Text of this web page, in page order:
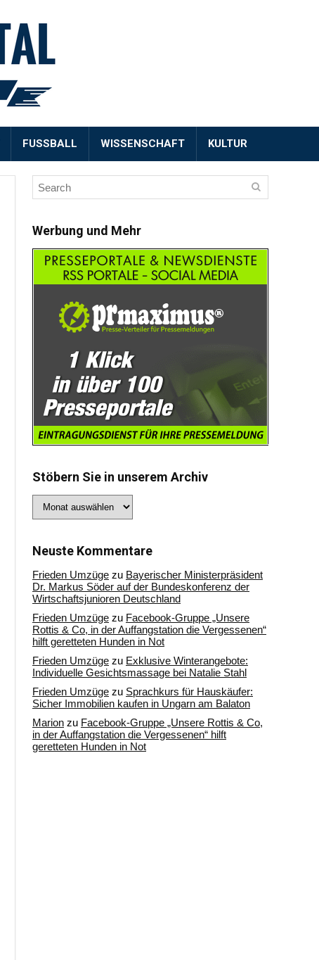
FUSSBALL WISSENSCHAFT KULTUR
Werbung und Mehr
Stöbern Sie in unserem Archiv
Sie
Archiv
Neuste Kommentare
Frieden Umzüge zu Bayerischer Ministerpräsident
Dr. Markus Söder auf der Bundeskonferenz der
Wirtschaftsjunioren Deutschland
Frieden Umzüge zu Facebook-Gruppe „Unsere
Rottis & Co, in der Auffangstation die Vergessenen“
hilft geretteten Hunden in Not
Frieden Umzüge zu Exklusive Winterangebote:
Individuelle Gesichtsmassage bei Natalie Stahl
Frieden Umzüge zu Sprachkurs für Hauskäufer:
Sicher Immobilien kaufen in Ungarn am Balaton
Marion zu Facebook-Gruppe „Unsere Rottis & Co,
in der Auffangstation die Vergessenen“ hilft
geretteten Hunden in Not